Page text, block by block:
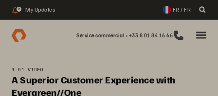
2 My Updates FR / FR
Service commercial : +33 8 01 84 16 66
1:01 VIDÉO
A Superior Customer Experience with
Evergreen//One